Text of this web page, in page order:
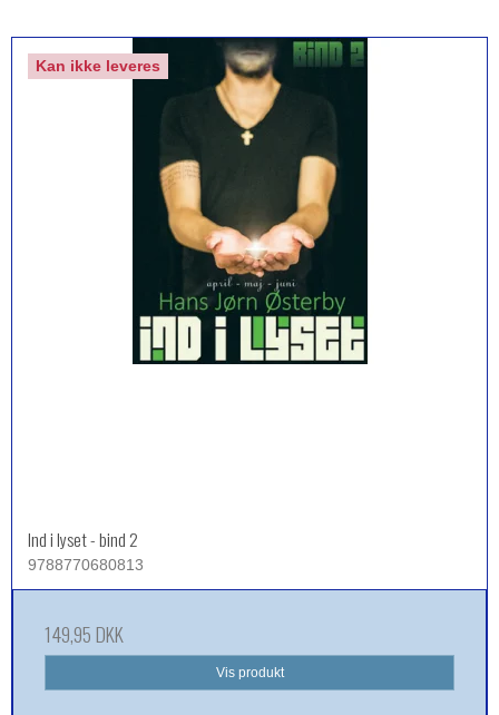
Kan ikke leveres
Ind i lyset - bind 2
9788770680813
149,95 DKK
Vis produkt